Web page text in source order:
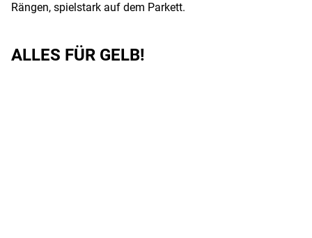
Rängen, spielstark auf dem Parkett.
ALLES FÜR GELB!